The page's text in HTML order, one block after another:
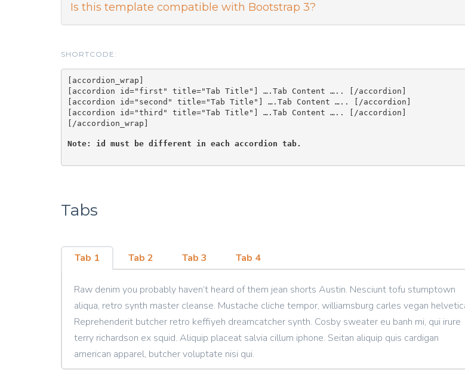
Is this template compatible with Bootstrap 3?
SHORTCODE:
[accordion_wrap]
[accordion id="first" title="Tab Title"] ….Tab Content ….. [/accordion]
[accordion id="second" title="Tab Title"] ….Tab Content ….. [/accordion]
[accordion id="third" title="Tab Title"] ….Tab Content ….. [/accordion]
Note: id must be different in each accordion tab.
Tabs
Tab 1 Tab 2 Tab 3 Tab 4
Raw denim you probably haven’t heard of them jean shorts Austin. Nesciunt tofu stumptown
aliqua, retro synth master cleanse. Mustache cliche tempor, williamsburg carles vegan
Reprehenderit butcher retro keffiyeh dreamcatcher synth. Cosby sweater eu banh mi, qui irure
terry richardson ex squid. Aliquip placeat salvia cillum iphone. Seitan aliquip quis cardigan
american apparel, butcher voluptate nisi qui.